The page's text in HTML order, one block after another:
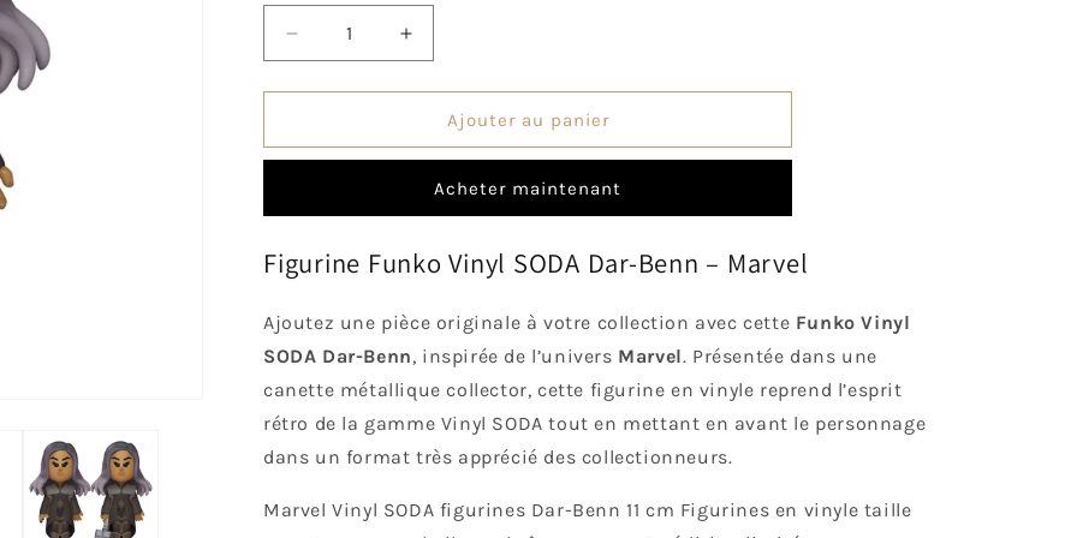
Réduire
la
quantité
Vinyl
Benn
Augmenter
la
quantité
Vinyl
Dar-
Benn
Ajouter au panier
Acheter maintenant
Figurine Funko Vinyl SODA Dar-Benn – Marvel
Ajoutez une pièce originale à votre collection avec cette Funko Vinyl
SODA Dar-Benn, inspirée de l’univers Marvel. Présentée dans une
canette métallique collector, cette figurine en vinyle reprend l’esprit
rétro de la gamme Vinyl SODA tout en mettant en avant le personnage
dans un format très apprécié des collectionneurs.
Marvel Vinyl SODA figurines Dar-Benn 11 cm Figurines en vinyle taille